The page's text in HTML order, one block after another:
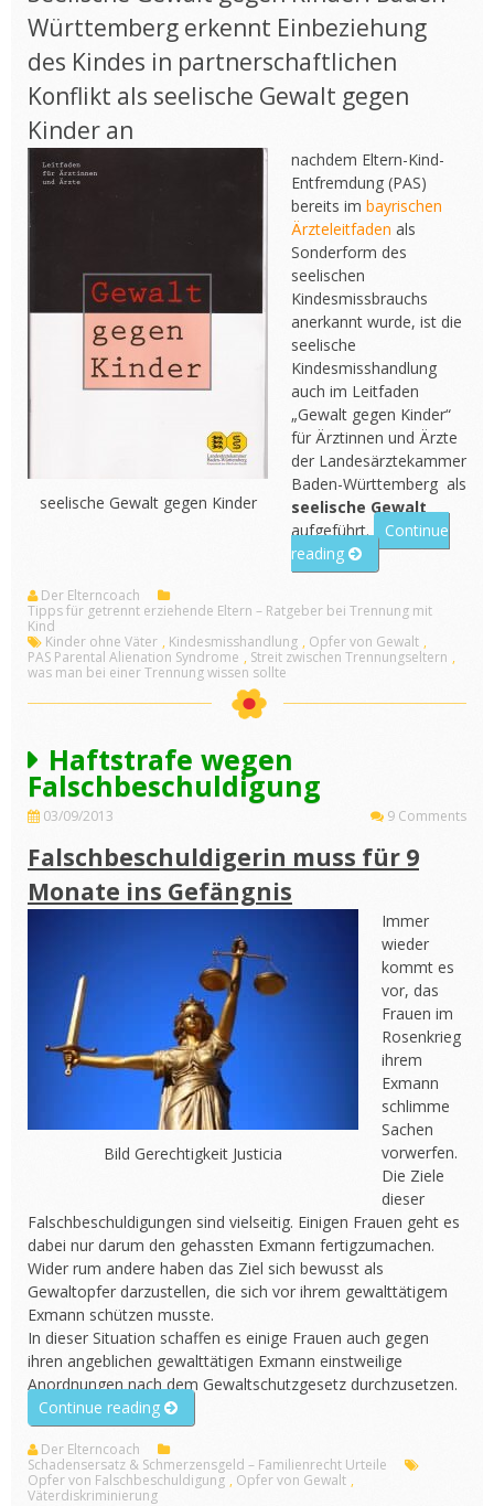
Württemberg erkennt Einbeziehung
des Kindes in partnerschaftlichen
Konflikt als seelische Gewalt gegen
Kinder an
seelische Gewalt gegen Kinder
nachdem Eltern-Kind-
Entfremdung (PAS)
bereits im bayrischen
Ärzteleitfaden als
Sonderform des
seelischen
Kindesmissbrauchs
anerkannt wurde, ist die
seelische
Kindesmisshandlung
auch im Leitfaden
„Gewalt gegen Kinder“
für Ärztinnen und Ärzte
der Landesärztekammer
Baden-Württemberg als
seelische Gewalt
aufgeführt.
Continue
reading „Seelische
Gewalt
Kinder“
Der Elterncoach
Tipps für getrennt erziehende Eltern – Ratgeber bei Trennung mit
Kind
Kinder ohne Väter , Kindesmisshandlung , Opfer von Gewalt ,
PAS Parental Alienation Syndrome , Streit zwischen Trennungseltern ,
was man bei einer Trennung wissen sollte
Haftstrafe wegen
Falschbeschuldigung
03/09/2013 9 Comments
Falschbeschuldigerin muss für 9
Monate ins Gefängnis
Bild Gerechtigkeit Justicia
Immer
wieder
kommt es
vor, das
Frauen im
Rosenkrieg
ihrem
Exmann
schlimme
Sachen
vorwerfen.
Die Ziele
dieser
Falschbeschuldigungen sind vielseitig. Einigen Frauen geht es
dabei nur darum den gehassten Exmann fertigzumachen.
Wider rum andere haben das Ziel sich bewusst als
Gewaltopfer darzustellen, die sich vor ihrem gewalttätigem
Exmann schützen musste.
In dieser Situation schaffen es einige Frauen auch gegen
ihren angeblichen gewalttätigen Exmann einstweilige
Anordnungen nach dem Gewaltschutzgesetz durchzusetzen.
Continue reading „Haftstrafe
wegen
Falschbeschuldigung“
Der Elterncoach
Schadensersatz & Schmerzensgeld – Familienrecht Urteile
Opfer von Falschbeschuldigung , Opfer von Gewalt ,
Väterdiskriminierung